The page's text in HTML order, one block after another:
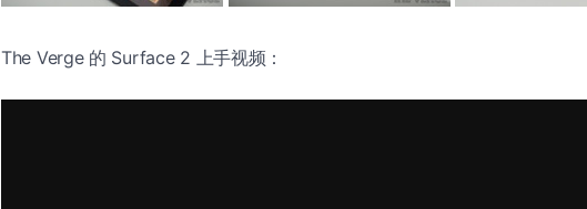
The Verge 的 Surface 2 上手视频：